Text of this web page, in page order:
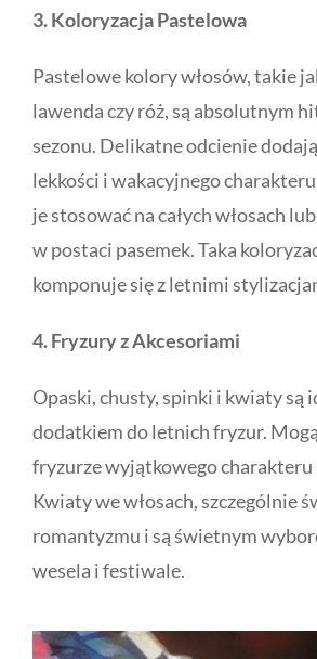
3. Koloryzacja Pastelowa
Pastelowe kolory włosów, takie
lawenda czy róż, są absolutnym
sezonu. Delikatne odcienie
lekkości i wakacyjnego
je stosować na całych włosach
w postaci pasemek. Taka
komponuje się z letnimi
4. Fryzury z Akcesoriami
Opaski, chusty, spinki i kwiaty są
dodatkiem do letnich fryzur.
fryzurze wyjątkowego charakteru
Kwiaty we włosach, szczególnie
romantyzmu i są świetnym
wesela i festiwale.